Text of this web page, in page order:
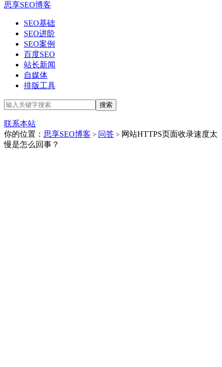
思享SEO博客
SEO基础
SEO进阶
SEO案例
百度SEO
站长新闻
自媒体
排版工具
联系本站
你的位置： 思享SEO博客 > 问答 > 网站HTTPS页面收录速度太
慢是怎么回事？